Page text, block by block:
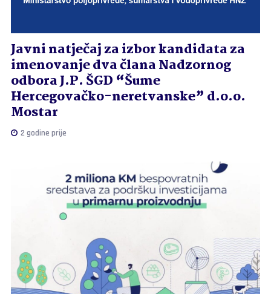
Javni natječaj za izbor kandidata za
imenovanje dva člana Nadzornog
odbora J.P. ŠGD “Šume
Hercegovačko-neretvanske” d.o.o.
Mostar
2 godine prije